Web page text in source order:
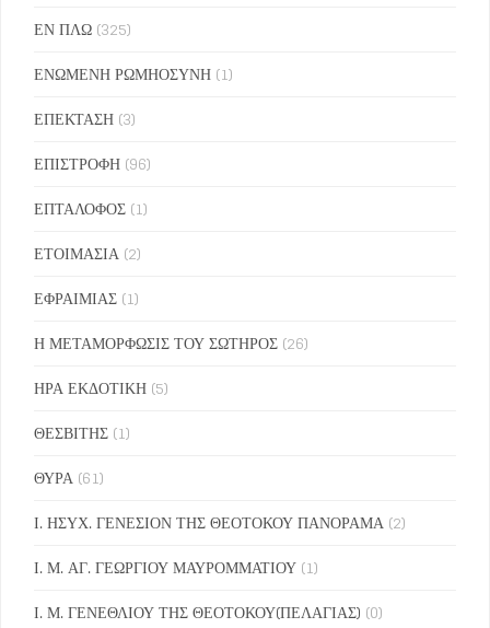
ΕΝ ΠΛΩ (325)
ΕΝΩΜΕΝΗ ΡΩΜΗΟΣΥΝΗ (1)
ΕΠΕΚΤΑΣΗ (3)
ΕΠΙΣΤΡΟΦΗ (96)
ΕΠΤΑΛΟΦΟΣ (1)
ΕΤΟΙΜΑΣΙΑ (2)
ΕΦΡΑΙΜΙΑΣ (1)
Η ΜΕΤΑΜΟΡΦΩΣΙΣ ΤΟΥ ΣΩΤΗΡΟΣ (26)
ΗΡΑ ΕΚΔΟΤΙΚΗ (5)
ΘΕΣΒΙΤΗΣ (1)
ΘΥΡΑ (61)
Ι. ΗΣΥΧ. ΓΕΝΕΣΙΟΝ ΤΗΣ ΘΕΟΤΟΚΟΥ ΠΑΝΟΡΑΜΑ (2)
Ι. Μ. ΑΓ. ΓΕΩΡΓΙΟΥ ΜΑΥΡΟΜΜΑΤΙΟΥ (1)
Ι. Μ. ΓΕΝΕΘΛΙΟΥ ΤΗΣ ΘΕΟΤΟΚΟΥ(ΠΕΛΑΓΙΑΣ) (0)